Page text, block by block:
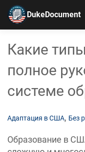
DukeDocument
Какие
полное
системе
Адаптация в США, Без
Образование в